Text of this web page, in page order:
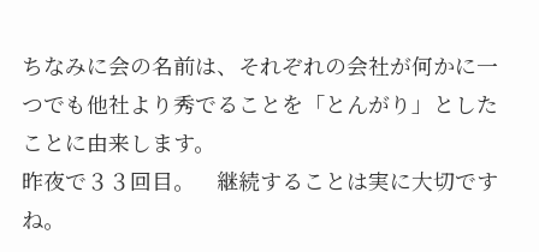
ちなみに会の名前は、それぞれの会社が何かに一
つでも他社より秀でることを「とんがり」とした
ことに由来します。
昨夜で３３回目。 継続することは実に大切です
ね。